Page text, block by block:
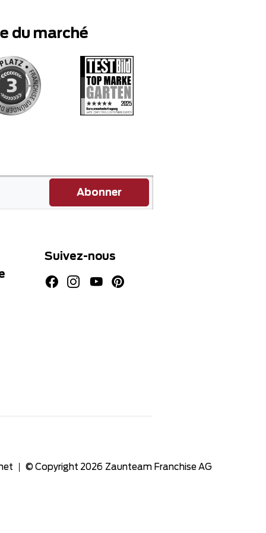
du marché
Abonner
Suivez-nous
© Copyright 2026 Zaunteam Franchise AG